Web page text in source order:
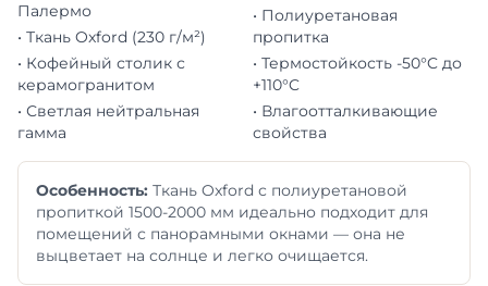
Палермо
• Ткань Oxford (230 г/м²)
• Кофейный столик с
керамогранитом
• Светлая нейтральная
гамма
• Полиуретановая
пропитка
• Термостойкость -50°C до
+110°C
• Влагоотталкивающие
свойства
Особенность: Ткань Oxford с полиуретановой
пропиткой 1500-2000 мм идеально подходит для
помещений с панорамными окнами — она не
выцветает на солнце и легко очищается.